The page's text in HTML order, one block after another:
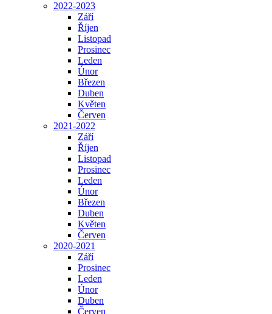
2022-2023
Září
Říjen
Listopad
Prosinec
Leden
Únor
Březen
Duben
Květen
Červen
2021-2022
Září
Říjen
Listopad
Prosinec
Leden
Únor
Březen
Duben
Květen
Červen
2020-2021
Září
Prosinec
Leden
Únor
Duben
Červen